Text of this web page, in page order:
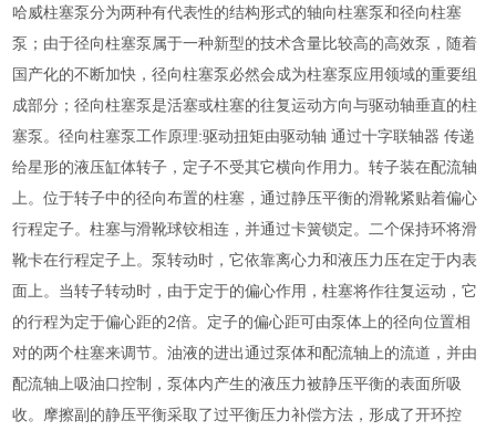
哈威柱塞泵分为两种有代表性的结构形式的轴向柱塞泵和径向柱塞
泵；由于径向柱塞泵属于一种新型的技术含量比较高的高效泵，随着
国产化的不断加快，径向柱塞泵必然会成为柱塞泵应用领域的重要组
成部分；径向柱塞泵是活塞或柱塞的往复运动方向与驱动轴垂直的柱
塞泵。径向柱塞泵工作原理:驱动扭矩由驱动轴 通过十字联轴器 传递
给星形的液压缸体转子，定子不受其它横向作用力。转子装在配流轴
上。位于转子中的径向布置的柱塞，通过静压平衡的滑靴紧贴着偏心
行程定子。柱塞与滑靴球铰相连，并通过卡簧锁定。二个保持环将滑
靴卡在行程定子上。泵转动时，它依靠离心力和液压力压在定于内表
面上。当转子转动时，由于定于的偏心作用，柱塞将作往复运动，它
的行程为定于偏心距的2倍。定子的偏心距可由泵体上的径向位置相
对的两个柱塞来调节。油液的进出通过泵体和配流轴上的流道，并由
配流轴上吸油口控制，泵体内产生的液压力被静压平衡的表面所吸
收。摩擦副的静压平衡采取了过平衡压力补偿方法，形成了开环控